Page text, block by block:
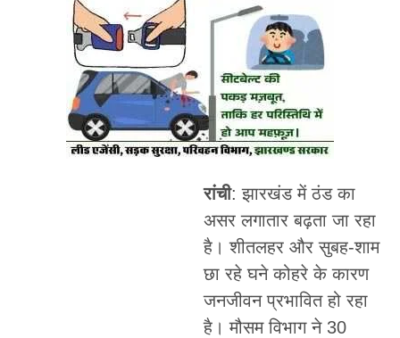
रांची: झारखंड में ठंड का
असर लगातार बढ़ता जा रहा
है। शीतलहर और सुबह-शाम
छा रहे घने कोहरे के कारण
जनजीवन प्रभावित हो रहा
है। मौसम विभाग ने 30